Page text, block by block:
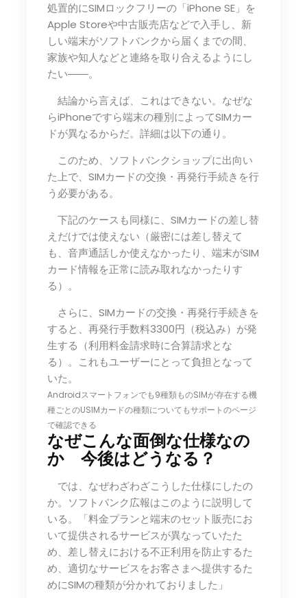
処置的にSIMロックフリーの「iPhone SE」を
Apple Storeや中古販売店などで入手し、新
しい端末がソフトバンクから届くまでの間、
家族や知人などと連絡を取り合えるようにし
たい――。
結論から言えば、これはできない。なぜな
らiPhoneですら端末の種別によってSIMカー
ドが異なるからだ。詳細は以下の通り。
このため、ソフトバンクショップに出向い
た上で、SIMカードの交換・再発行手続きを行
う必要がある。
下記のケースも同様に、SIMカードの差し替
えだけでは使えない（厳密には差し替えて
も、音声通話しか使えなかったり、端末がSIM
カード情報を正常に読み取れなかったりす
る）。
さらに、SIMカードの交換・再発行手続きを
すると、再発行手数料3300円（税込み）が発
生する（利用料金請求時に合算請求とな
る）。これもユーザーにとって負担となって
いた。
Androidスマートフォンでも9種類ものSIMが存在する機
種ごとのUSIMカードの種類についてもサポートのページ
で確認できる
なぜこんな面倒な仕様なの
か 今後はどうなる？
では、なぜわざわざこうした仕様にしたの
か。ソフトバンク広報はこのように説明して
いる。「料金プランと端末のセット販売にお
いて提供されるサービスが異なっていたた
め、差し替えにおける不正利用を防止するた
め、適切なサービスをお客さまへ提供するた
めにSIMの種類が分かれておりました」